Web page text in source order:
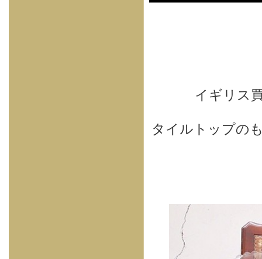
イギリス
タイルトップの